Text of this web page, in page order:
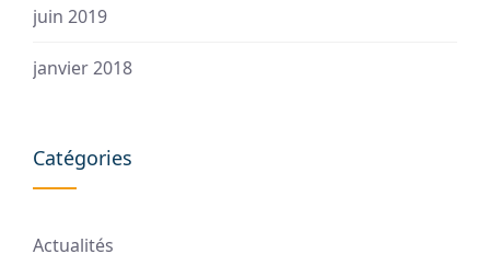
juin 2019
janvier 2018
Catégories
Actualités